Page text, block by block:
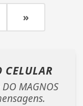
»
CELULAR
MAGNOS